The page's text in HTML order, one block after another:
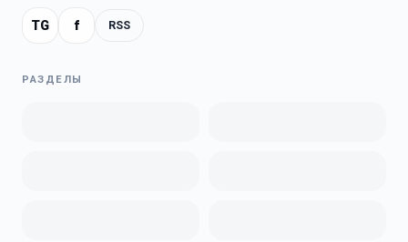
TG f RSS
РАЗДЕЛЫ